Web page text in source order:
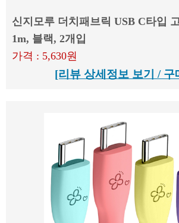
신지모루 더치패브릭 USB C타입
1m, 블랙, 2개입
가격 : 5,630원
[리뷰 상세정보 보기 / 구